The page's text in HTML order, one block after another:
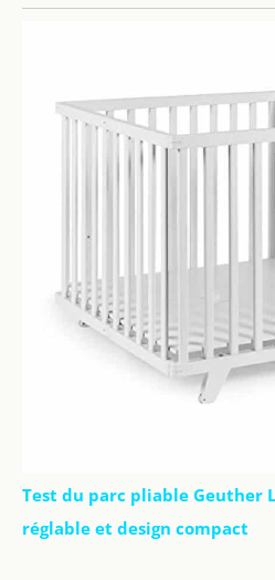
Test du parc pliable Geuther
réglable et design compact